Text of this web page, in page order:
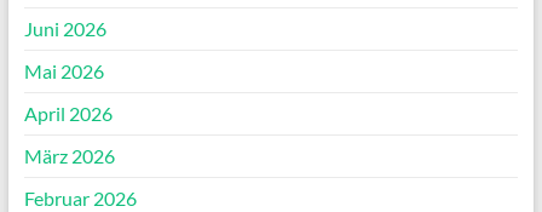
Juni 2026
Mai 2026
April 2026
März 2026
Februar 2026